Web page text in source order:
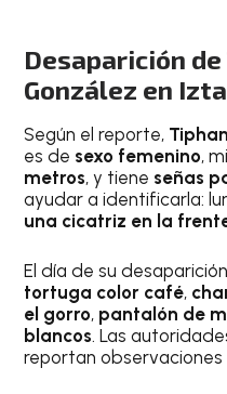
Desaparición
González en
Según el reporte,
es de sexo femenino,
metros, y tiene señas
ayudar a identificarla:
una cicatriz en la
El día de su
tortuga color café,
el gorro, pantalón de
blancos. Las
reportan observaciones